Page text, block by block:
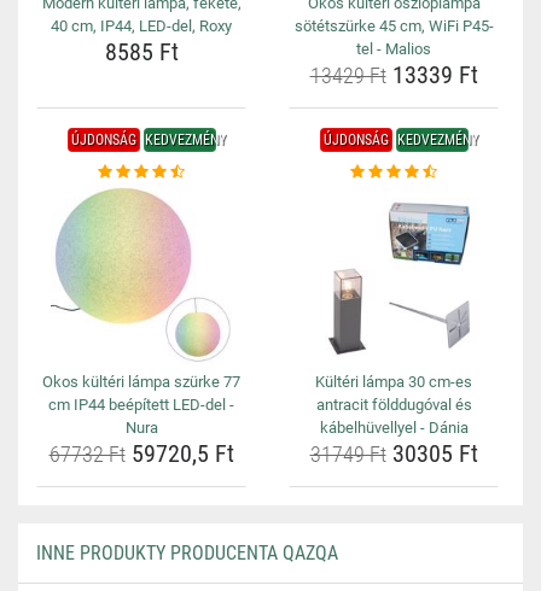
40 cm, IP44, LED-del, Roxy
8585 Ft
sötétszürke 45 cm, WiFi P45-
tel - Malios
13429 Ft13339 Ft
ÚJDONSÁG KEDVEZMÉNY
Okos kültéri lámpa szürke 77
cm IP44 beépített LED-del -
Nura
67732 Ft59720,5 Ft
ÚJDONSÁG KEDVEZMÉNY
Kültéri lámpa 30 cm-es
antracit földdugóval és
kábelhüvellyel - Dánia
31749 Ft30305 Ft
INNE PRODUKTY PRODUCENTA QAZQA